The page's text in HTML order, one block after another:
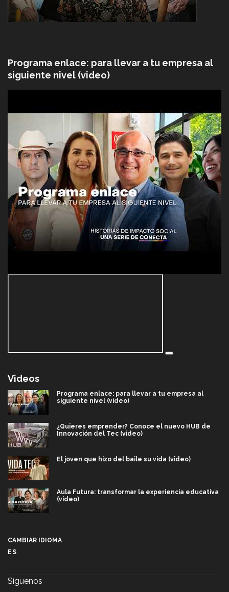
Programa enlace: para llevar a tu empresa al
siguiente nivel (video)
Videos
Programa enlace: para llevar a tu empresa al
siguiente nivel (video)
¿Quieres emprender? Conoce el nuevo HUB de
Innovación del Tec (video)
El joven que hizo del baile su vida (video)
Aula Futura: transformar la experiencia educativa
(video)
CAMBIAR IDIOMA
ES
Síguenos